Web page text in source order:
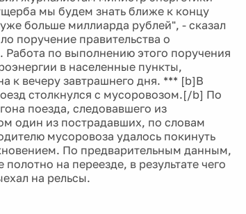
мы будем знать ближе к концу
больше миллиарда рублей", - сказал
поручение правительства о
по выполнению этого поручения
в населенные пункты,
к вечеру завтрашнего дня. *** [b]В
столкнулся с мусоровозом.[/b] По
поезда, следовавшего из
один из пострадавших, по словам
мусоровоза удалось покинуть
По предварительным данным,
на переезде, в результате чего
на рельсы.